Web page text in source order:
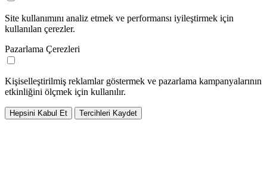
Site kullanımını analiz etmek ve performansı iyileştirmek için
kullanılan çerezler.
Pazarlama Çerezleri
Kişiselleştirilmiş reklamlar göstermek ve pazarlama kampanyalarının
etkinliğini ölçmek için kullanılır.
Hepsini Kabul Et Tercihleri Kaydet